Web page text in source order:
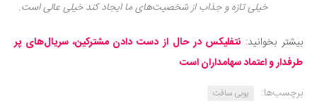
خیلی تازه و جذاب از شخصیت‌های ما ایجاد کند خیلی عالی است.
بیشتر بخوانید: نتفلیکس در حال از دست دادن مشترکین، سریال‌های پر
طرفدار و اعتماد سهامداران است
برچسب‌ها:
یوبی سافت